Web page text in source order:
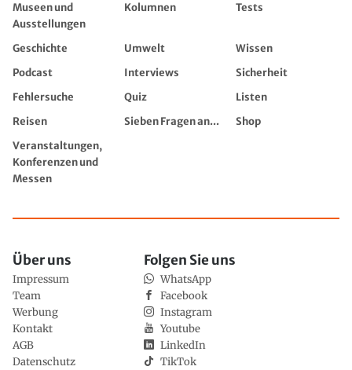
Museen und
Ausstellungen
Kolumnen Tests
Geschichte Umwelt
Wissen
Podcast
Interviews
Sicherheit
Fehlersuche
Quiz
Listen
Reisen
Sieben Fragen an...
Shop
Veranstaltungen,
Konferenzen und
Messen
Über uns
Impressum
Team
Werbung
Kontakt
AGB
Datenschutz
Folgen Sie uns
WhatsApp
Facebook
Instagram
Youtube
LinkedIn
TikTok